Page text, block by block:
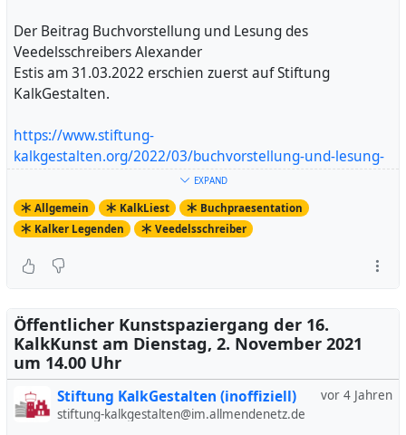
Der Beitrag Buchvorstellung und Lesung des
Veedelsschreibers Alexander
Estis am 31.03.2022 erschien zuerst auf Stiftung
KalkGestalten.
https://www.stiftung-
kalkgestalten.org/2022/03/buchvorstellung-und-lesung-
des-veedelsschreibers-alexander-estis-am-31-03-2022/
Artikel ansehen
EXPAND
Allgemein KalkLiest
Buchpraesentation
Kalker Legenden
Veedelsschreiber
Öffentlicher Kunstspaziergang der 16.
KalkKunst am Dienstag, 2. November 2021
um 14.00 Uhr
vor 4 Jahren
Stiftung KalkGestalten (inoffiziell)
stiftung-kalkgestalten@im.allmendenetz.de